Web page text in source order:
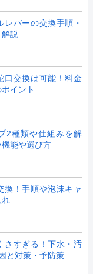
レバーの交換手順・
説
口交換は可能！料金
イント
2種類や仕組みを解
能や選び方
換！手順や泡沫キャ
れ
さすぎる！下水・汚
と対策・予防策